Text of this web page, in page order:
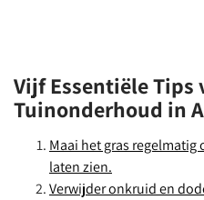
Vijf Essentiële Tips
Tuinonderhoud in
Maai het gras
laten zien.
Verwijder onkruid en